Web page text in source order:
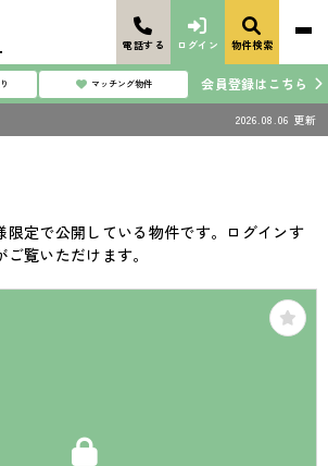
電話する ログイン 物件検索
マッチング物件 会員登録はこちら
2026.08.06 更新
限定で公開している物件です。ログインす
覧いただけます。